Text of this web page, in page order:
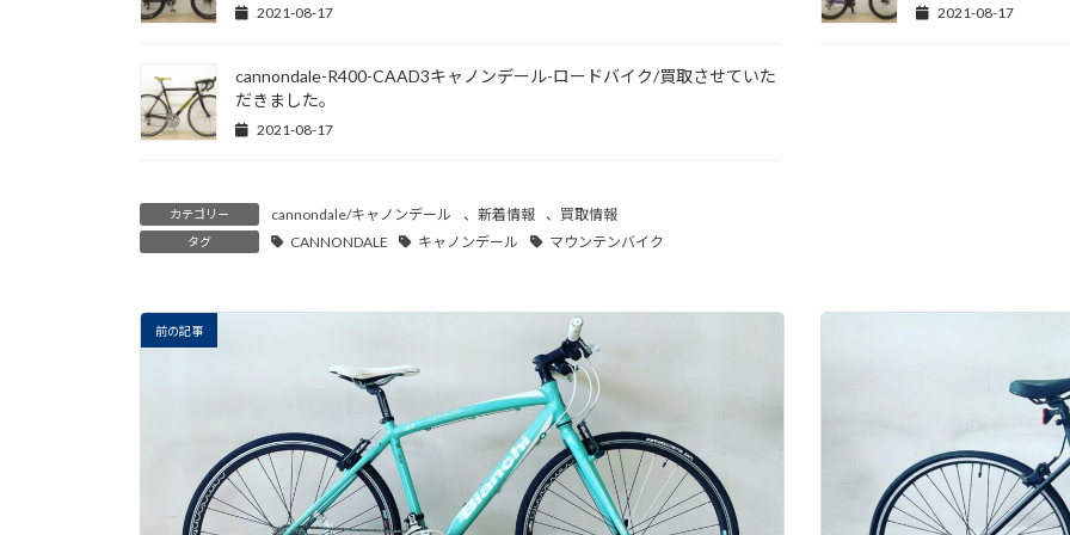
2021-08-17 2021-08-17
cannondale-R400-CAAD3キャノンデール-ロードバイク/買取させていた
だきました。
2021-08-17
カテゴリー cannondale/キャノンデール 、 新着情報 、 買取情報
タグ CANNONDALE キャノンデール マウンテンバイク
前の記事